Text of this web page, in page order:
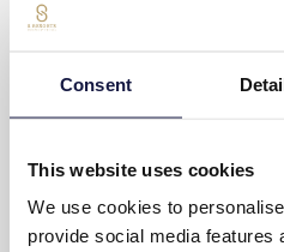
Consent
This website uses cookies
We use cookies to
provide social media features
Καθημερινή υπηρεσία
HIGHLIGHTS